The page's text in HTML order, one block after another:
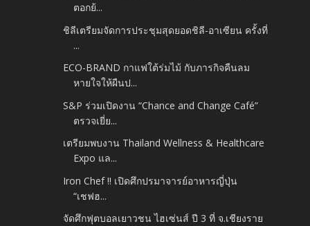
ตอกย้...
ชิลีเตรียมจัดการประชุมสุดยอดชิลี-อาเซียน ครั้งที่
...
ECO-BRAND กาแฟใต้ร่มไม้ กับภารกิจคืนลม
หายใจให้ผืนป...
S&P ร่วมเปิดงาน “Chance and Change Café”
ตรวจเยี่ย...
เตรียมพบงาน Thailand Wellness & Healthcare
Expo แล...
Iron Chef !! เปิดศึกปรมาจารย์อาหารญี่ปุ่น
“เชฟฮ...
จัดศึกฟุตบอลเยาวชน ไฮเซ่นส์ ปี 3 ที่ จ.เชียงราย